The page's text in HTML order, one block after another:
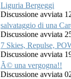
Liguria Bergeggi
Discussione avviata
salvataggio di una
Discussione avviata
7 Skies, Repulse,
Discussione avviata
Ã© una vergogna!!
Discussione avviata